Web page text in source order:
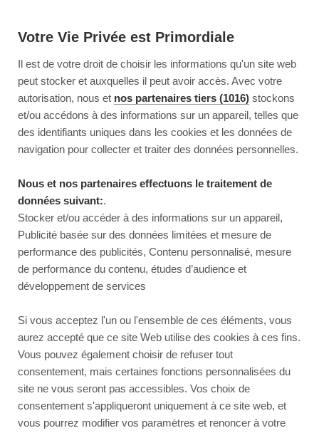
Votre Vie Privée est Primordiale
Il est de votre droit de choisir les informations qu'un site web
peut stocker et auxquelles il peut avoir accès. Avec votre
autorisation, nous et nos partenaires tiers (1016) stockons
et/ou accédons à des informations sur un appareil, telles que
des identifiants uniques dans les cookies et les données de
navigation pour collecter et traiter des données personnelles.
Nous et nos partenaires effectuons le traitement de
données suivant:.
Stocker et/ou accéder à des informations sur un appareil,
Publicité basée sur des données limitées et mesure de
performance des publicités, Contenu personnalisé, mesure
de performance du contenu, études d’audience et
développement de services
Si vous acceptez l'un ou l'ensemble de ces éléments, vous
aurez accepté que ce site Web utilise des cookies à ces fins.
Vous pouvez également choisir de refuser tout
consentement, mais certaines fonctions personnalisées du
site ne vous seront pas accessibles. Vos choix de
consentement s'appliqueront uniquement à ce site web, et
vous pourrez modifier vos paramètres et renoncer à votre
Reload to try again, or go back.
Reload Back